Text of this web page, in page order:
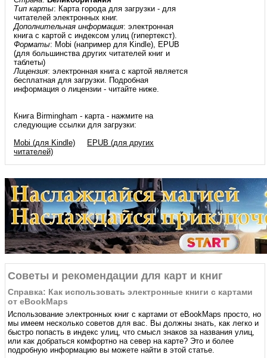
Тип карты: Карта города для загрузки - для
читателей электронных книг.
Дополнительная информация: электронная
книга с картой с индексом улиц (гипертекст).
Форматы: Mobi (например для Kindle), EPUB
(для большинства других читателей книг и
таблеты)
Лицензия: электронная книга с картой является
бесплатная для загрузки. Подробная
информация о лицензии - читайте ниже.
Книга Birmingham - карта - нажмите на
следующие ссылки для загрузки:
Mobi (для Kindle)
EPUB (для других
читателей)
Советы и рекомендации для карт и книг
Справка: Как использовать электронные книги с картами
от eBookMaps
Использование электронных книг с картами от eBookMaps простo, но
мы имеем несколько советов для вас. Вы должны знать, как легко и
быстро попасть в индекс улиц, что смысл знаков за названия улиц,
или как добраться комфортно на север на карте? Это и более
подробную информацию вы можете найти в этой статье.